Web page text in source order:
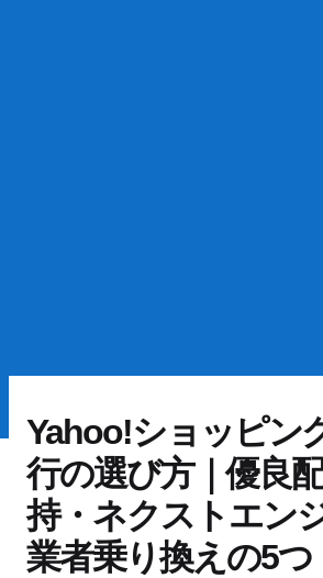
Yahoo!ショッピン
行の選び方｜優良
持・ネクストエン
業者乗り換えの5つ